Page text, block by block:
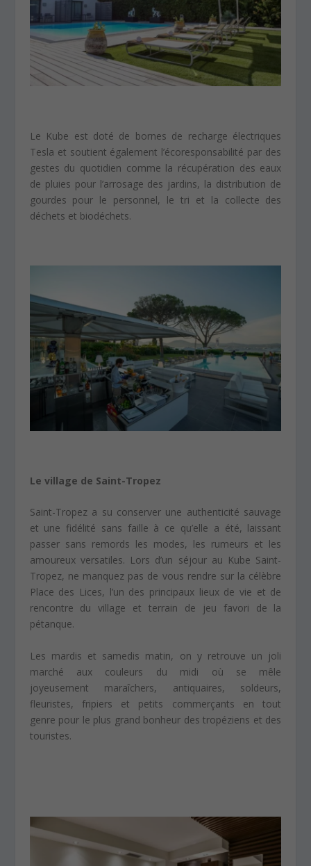
Le Kube est doté de bornes de recharge électriques
Tesla et soutient également l’écoresponsabilité par des
gestes du quotidien comme la récupération des eaux
de pluies pour l’arrosage des jardins, la distribution de
gourdes pour le personnel, le tri et la collecte des
déchets et biodéchets.
Le village de Saint-Tropez
Saint-Tropez a su conserver une authenticité sauvage
et une fidélité sans faille à ce qu’elle a été, laissant
passer sans remords les modes, les rumeurs et les
amoureux versatiles. Lors d’un séjour au Kube Saint-
Tropez, ne manquez pas de vous rendre sur la célèbre
Place des Lices, l’un des principaux lieux de vie et de
rencontre du village et terrain de jeu favori de la
pétanque.
Les mardis et samedis matin, on y retrouve un joli
marché aux couleurs du midi où se mêle
joyeusement maraîchers, antiquaires, soldeurs,
fleuristes, fripiers et petits commerçants en tout
genre pour le plus grand bonheur des tropéziens et des
touristes.